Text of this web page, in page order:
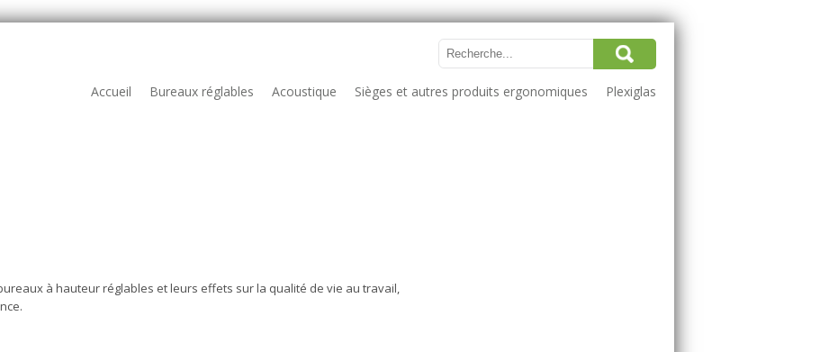
Accueil Bureaux réglables Acoustique Sièges et autres produits ergonomiques Plexiglas
à hauteur réglables et leurs effets sur la qualité de vie au travail,